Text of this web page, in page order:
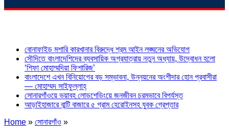
বোনাফাইড মশারি কারখানার বিরুদ্ধে শ্রম আইন লঙ্ঘনের অভিযোগ
সৌদিতে বাংলাদেশিদের ব্যবসায়িক অগ্রযাত্রায় নতুন অধ্যায়, উদ্বোধন হলো
‘শিফা মোহাম্মদিয়া ফিশারিজ’
বাংলাদেশে এখন বিনিয়োগের বড় সম্ভাবনা, উন্নয়নের অংশীদার হোন প্রবাসীরা
— মোহাম্মদ সাইফুল্লাহ্
সোনারগাঁওয়ে ভয়াবহ লোডশেডিংয়ে জনজীবন চরমভাবে বিপর্যস্ত
আড়াইহাজারে বান্টি বাজারে ৫ গ্রাম হেরোইনসহ যুবক গ্রেপ্তার
Home » সোনারগাঁও »